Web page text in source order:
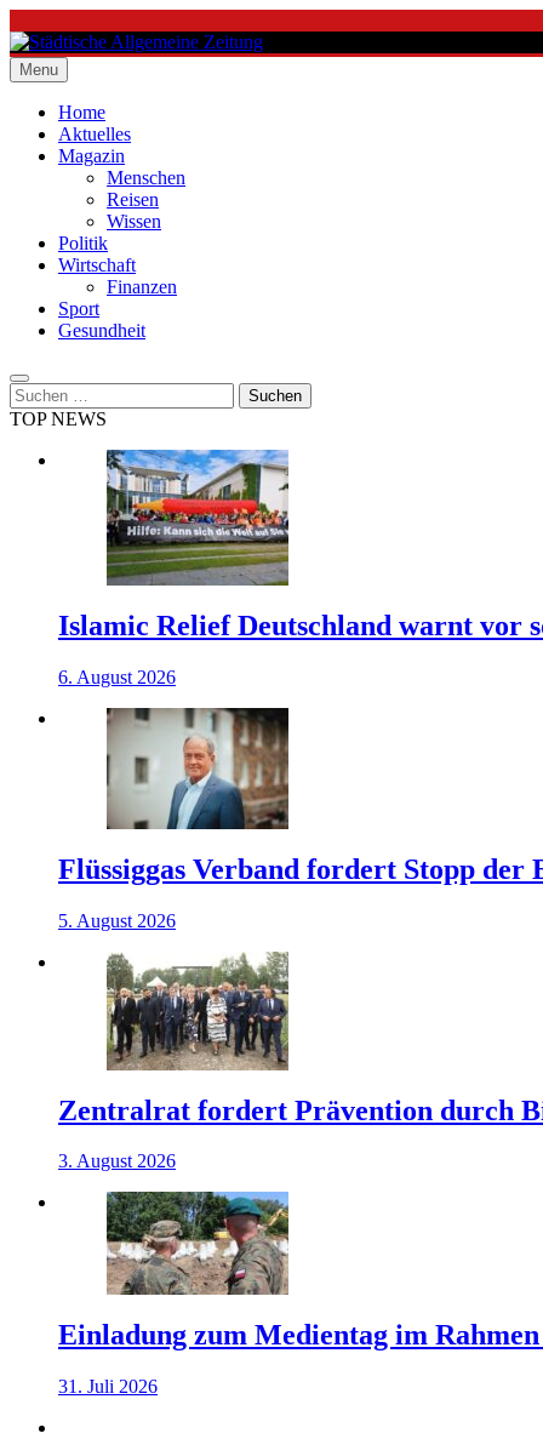
to
content
Städtische Allgemeine Zeitung
Menu
Home
Aktuelles
Magazin
Menschen
Reisen
Wissen
Politik
Wirtschaft
Finanzen
Sport
Gesundheit
Suchen
nach:
TOP NEWS
Islamic Relief Deutschland warnt vor
6. August 2026
Flüssiggas Verband fordert Stopp
5. August 2026
Zentralrat fordert Prävention durch
3. August 2026
Einladung zum Medientag im
31. Juli 2026